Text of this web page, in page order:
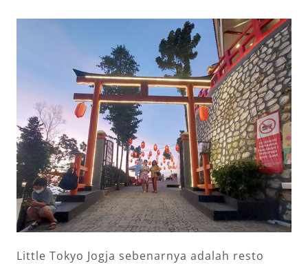
Little Tokyo Jogja sebenarnya adalah resto